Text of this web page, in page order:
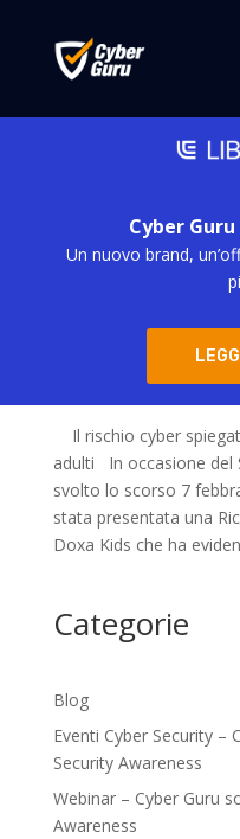
Cyber
Un nuovo brand,
Non accettare
simona derubis|
Il rischio cyber
adulti In occasione del
svolto lo scorso 7
stata presentata una
Doxa Kids che ha
Categorie
Blog
Eventi Cyber Security –
Security Awareness
Webinar – Cyber Guru
Awareness